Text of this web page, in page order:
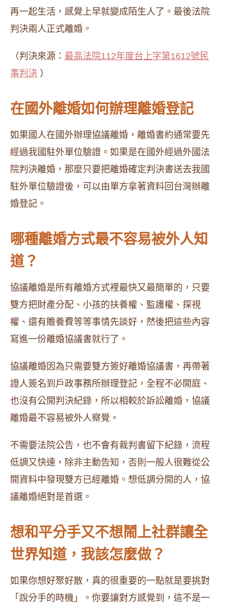
再一起生活，感覺上早就變成陌生人了。最後法院
判決兩人正式離婚。
（判決來源： 最高法院112年度台上字第1612號民
事判決 ）
在國外離婚如何辦理離婚登記
如果國人在國外辦理協議離婚，離婚書約通常要先
經過我國駐外單位驗證。如果是在國外經過外國法
院判決離婚，那麼只要把離婚確定判決書送去我國
駐外單位驗證後，可以由單方拿著資料回台灣辦離
婚登記。
哪種離婚方式最不容易被外人知
道？
協議離婚是所有離婚方式裡最快又最簡單的，只要
雙方把財產分配、小孩的扶養權、監護權、探視
權、還有贍養費等等事情先談好，然後把這些內容
寫進一份離婚協議書就行了。
協議離婚因為只需要雙方簽好離婚協議書，再帶著
證人簽名到戶政事務所辦理登記，全程不必開庭、
也沒有公開判決紀錄，所以相較於訴訟離婚，協議
離婚最不容易被外人察覺。
不需要法院公告，也不會有裁判書留下紀錄，流程
低調又快速，除非主動告知，否則一般人很難從公
開資料中發現雙方已經離婚。想低調分開的人，協
議離婚絕對是首選。
想和平分手又不想鬧上社群讓全
世界知道，我該怎麼做？
如果你想好聚好散，真的很重要的一點就是要挑對
「說分手的時機」。你要讓對方感覺到，這不是一